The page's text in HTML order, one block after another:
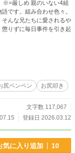
いない4組
です。組み合わせ色々。
んな兄たちに愛されるや
りずに毎日事件を引き起
尻ペンペン お尻叩き
文字数 117,067
登録日 2026.03.12
気に入り追加 10